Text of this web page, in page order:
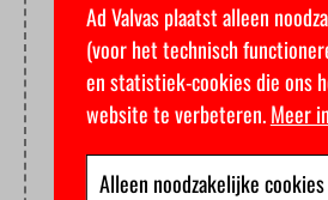
Ad Valvas plaatst alleen
(voor het technisch
en statistiek-cookies die ons
website te verbeteren.Meer
Alleen noodzakelijke cookies